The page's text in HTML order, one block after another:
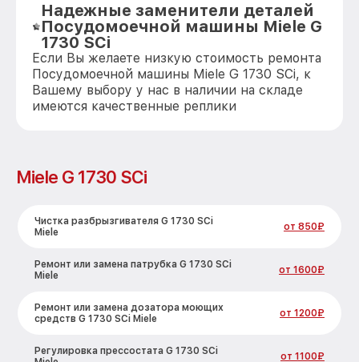
Надежные заменители деталей
Посудомоечной машины Miele G
1730 SCi
Если Вы желаете низкую стоимость ремонта
Посудомоечной машины Miele G 1730 SCi, к
Вашему выбору у нас в наличии на складе
имеются качественные реплики
Miele G 1730 SCi
Чистка разбрызгивателя G 1730 SCi
Miele
от 850₽
Ремонт или замена патрубка G 1730 SCi
Miele
от 1600₽
Ремонт или замена дозатора моющих
средств G 1730 SCi Miele
от 1200₽
Регулировка прессостата G 1730 SCi
от 1100₽